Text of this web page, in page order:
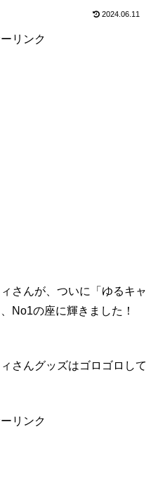
2024.06.11
リンク
さんが、ついに「ゆるキャ
No1の座に輝きました！
さんグッズはゴロゴロして
リンク